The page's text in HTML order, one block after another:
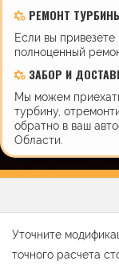
РЕМОНТ
Если вы
полноценный
ЗАБОР И
Мы можем
турбину,
обратно в ваш
Области.
Уточните
точного расчета